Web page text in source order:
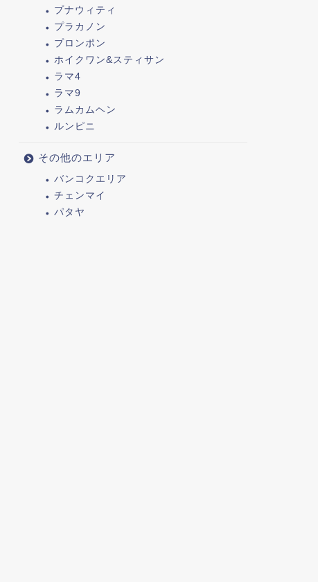
プナウィティ
プラカノン
プロンポン
ホイクワン&スティサン
ラマ4
ラマ9
ラムカムヘン
ルンピニ
その他のエリア
バンコクエリア
チェンマイ
パタヤ